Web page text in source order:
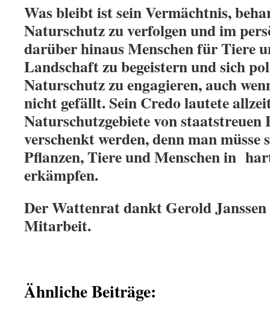
Was bleibt ist sein Vermächtnis,
Naturschutz zu verfolgen und im
darüber hinaus Menschen für Tiere
Landschaft zu begeistern und sich
Naturschutz zu engagieren, auch
nicht gefällt. Sein Credo lautete
Naturschutzgebiete von staatstreuen
verschenkt werden, denn man müsse
Pflanzen, Tiere und Menschen in
erkämpfen.
Der Wattenrat dankt Gerold
Mitarbeit.
Ähnliche Beiträge: